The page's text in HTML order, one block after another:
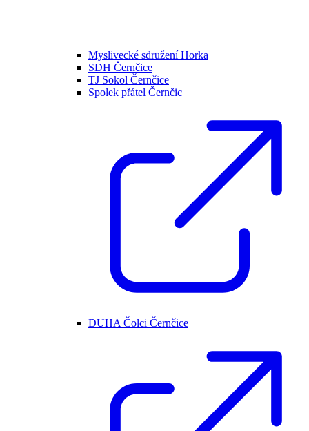
Myslivecké sdružení Horka
SDH Černčice
TJ Sokol Černčice
Spolek přátel Černčic
DUHA Čolci Černčice